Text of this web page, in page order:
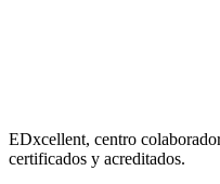
EDxcellent, centro
certificados y acreditados.